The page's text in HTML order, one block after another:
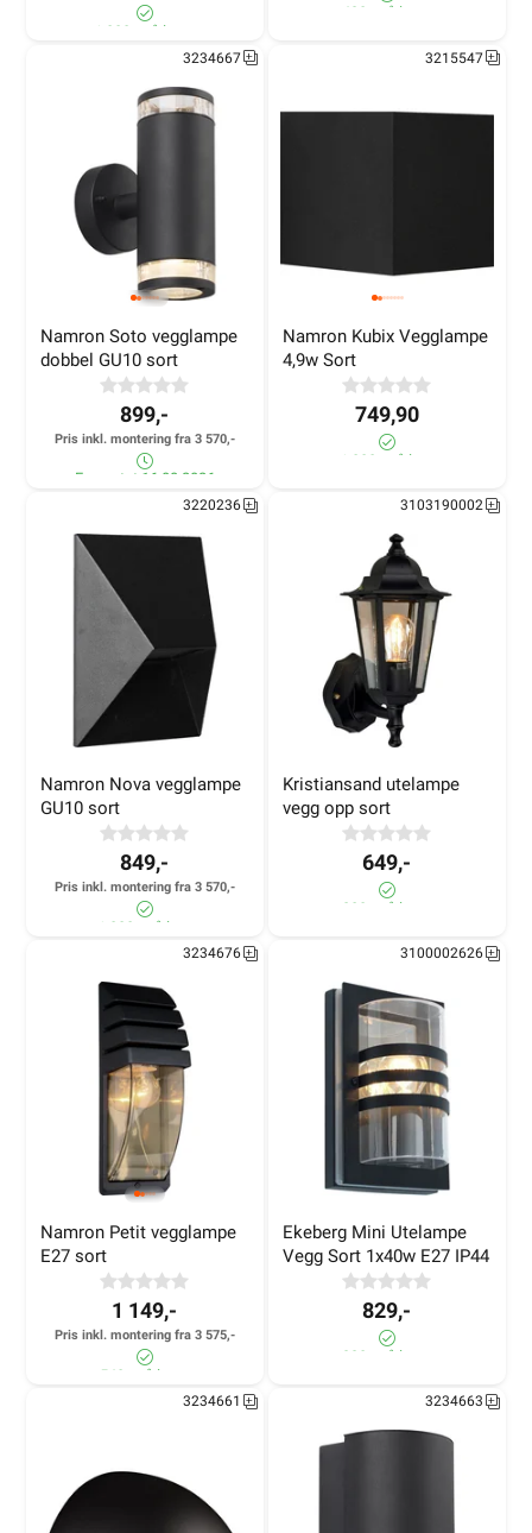
1 000+ på lager
430+ på lager
Namron Soto vegglampe
dobbel GU10 sort
3234667
899,-
Pris inkl. montering fra 3 570,-
Forventet 16.08.2026
Namron Kubix Vegglampe
4,9w Sort
3215547
749,90
>1 000+ på lager
Namron Nova vegglampe
GU10 sort
3220236
849,-
Pris inkl. montering fra 3 570,-
>1 000+ på lager
Kristiansand utelampe
vegg opp sort
3103190002
649,-
280+ på lager
Namron Petit vegglampe
E27 sort
3234676
1 149,-
Pris inkl. montering fra 3 575,-
540+ på lager
Ekeberg Mini Utelampe
Vegg Sort 1x40w E27 IP44
3100002626
829,-
330+ på lager
3234661 3234663